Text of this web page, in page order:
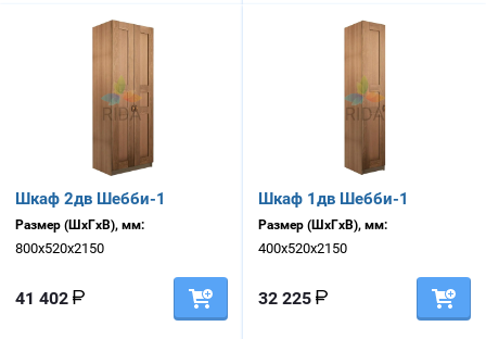
Шкаф 2дв Шебби-1
Размер (ШхГхВ), мм:
800х520х2150
41 402
Шкаф 1дв Шебби-1
Размер (ШхГхВ), мм:
400х520х2150
32 225